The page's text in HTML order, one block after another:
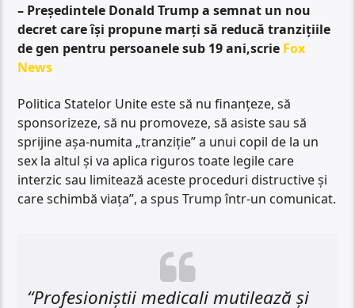
– Președintele Donald Trump a semnat un nou
decret care își propune marți să reducă tranzițiile
de gen pentru persoanele sub 19 ani,scrie Fox
News
Politica Statelor Unite este să nu finanțeze, să
sponsorizeze, să nu promoveze, să asiste sau să
sprijine așa-numita „tranziție” a unui copil de la un
sex la altul și va aplica riguros toate legile care
interzic sau limitează aceste proceduri distructive și
care schimbă viața”, a spus Trump într-un comunicat.
“Profesioniștii medicali mutilează și